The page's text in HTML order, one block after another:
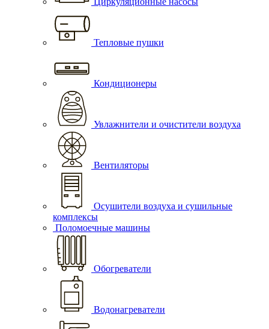
Тепловые пушки
Кондиционеры
Увлажнители и очистители воздуха
Вентиляторы
Осушители воздуха и сушильные
комплексы
Поломоечные машины
Обогреватели
Водонагреватели